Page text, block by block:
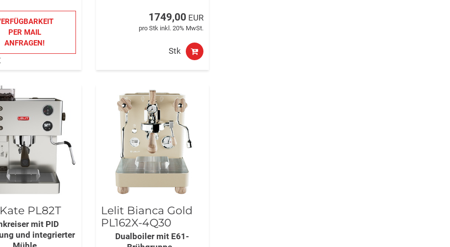
PER MAIL
ANFRAGEN!
1749,00 EUR
pro Stk inkl. 20% MwSt.
Stk
PL82T
mit PID
und integrierter
Lelit Bianca Gold
PL162X-4Q30
Dualboiler mit E61-